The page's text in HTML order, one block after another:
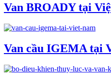
Van BROADY tại
Van cầu IGEMA tại